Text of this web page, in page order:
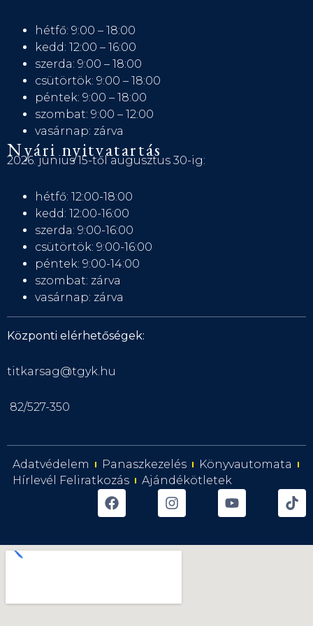
hétfő: 9:00 – 18:00
kedd: 12:00 – 16:00
szerda: 9:00 – 18:00
csütörtök: 9:00 – 18:00
péntek: 9:00 – 18:00
szombat: 9:00 – 12:00
vasárnap: zárva
Nyári nyitvatartás
2026. június 15-től augusztus 30-ig:
hétfő: 12:00-18:00
kedd: 12:00-16:00
szerda: 9:00-16:00
csütörtök: 9:00-16:00
péntek: 9:00-14:00
szombat: zárva
vasárnap: zárva
Központi elérhetőségek:
titkarsag@tgyk.hu
82/527-350
Adatvédelem Panaszkezelés
Könyvautomata
Hírlevél Feliratkozás
Ajándékötletek